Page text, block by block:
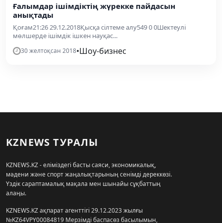
Ғалымдар ішімдіктің жүрекке пайдасын
анықтады
Қоғам21:26 29.12.2018Қысқа сілтеме алу549 0 0Шектеулі
мөлшерде ішімдік ішкен науқас...
30 желтоқсан 2018•Шоу-бизнес
KZNEWS ТУРАЛЫ
KZNEWS.KZ - еліміздегі басты саяси, экономикалық,
мәдени және спорт жаңалықтарының сенімді дереккөзі.
Үздік сараптамалық мақала мен шынайы сұқбаттың
алаңы.
KZNEWS.KZ ақпарат агенттігі 29.12.2023 жылғы
№KZ64VPY00084819 Мерзімді баспасөз басылымын,